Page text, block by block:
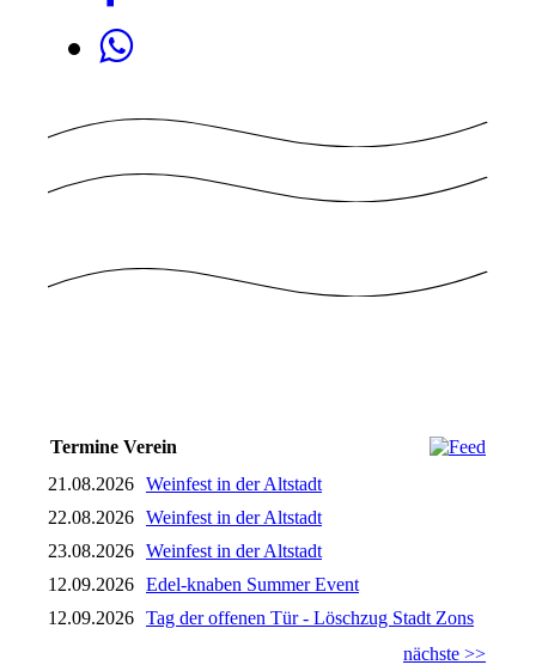
Termine Verein
21.08.2026 Weinfest in der Altstadt
22.08.2026 Weinfest in der Altstadt
23.08.2026 Weinfest in der Altstadt
12.09.2026 Edel-knaben Summer Event
12.09.2026 Tag der offenen Tür - Löschzug Stadt Zons
nächste >>